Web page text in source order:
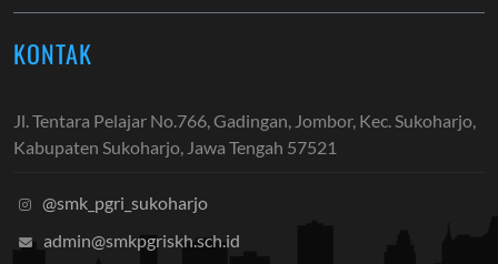
KONTAK
Jl. Tentara Pelajar No.766, Gadingan, Jombor, Kec. Sukoharjo,
Kabupaten Sukoharjo, Jawa Tengah 57521
@smk_pgri_sukoharjo
admin@smkpgriskh.sch.id